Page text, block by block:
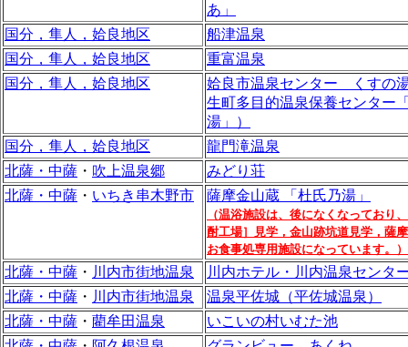
あ」
国分，隼人，姶良地区
船津温泉
国分，隼人，姶良地区
重富温泉
国分，隼人，姶良地区
姶良市温泉センター くすの
生町多目的温泉保養センター
湯」）
国分，隼人，姶良地区
龍門滝温泉
北薩・中薩 ・ 吹上温泉郷
みどり荘
北薩・中薩 ・ いちき串木野市 薩摩金山蔵 「杜氏乃湯」
（温浴施設は、後になくなっており
酎工場］見学，金山跡坑道見学，薩
お食事処専用施設になっています。）
北薩・中薩 ・ 川内市街地温泉
川内ホテル・川内温泉センタ
北薩・中薩 ・ 川内市街地温泉
温泉平佐城（平佐城温泉）
北薩・中薩 ・ 藺牟田温泉
いこいの村いむた池